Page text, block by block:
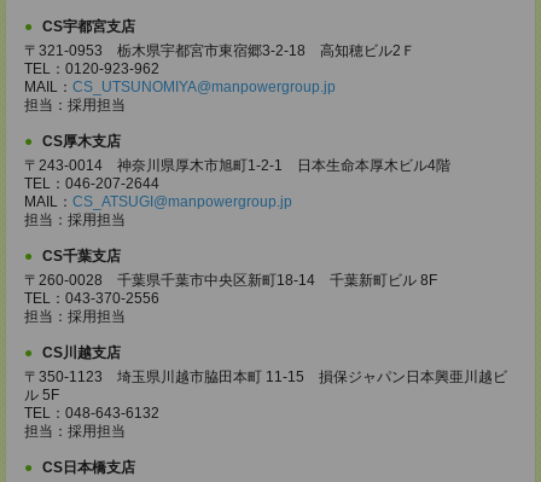
CS宇都宮支店
〒321-0953 栃木県宇都宮市東宿郷3-2-18 高知穂ビル2Ｆ
TEL：0120-923-962
MAIL： CS_UTSUNOMIYA@manpowergroup.jp
担当：採用担当
CS厚木支店
〒243-0014 神奈川県厚木市旭町1-2-1 日本生命本厚木ビル4階
TEL：046-207-2644
MAIL： CS_ATSUGI@manpowergroup.jp
担当：採用担当
CS千葉支店
〒260-0028 千葉県千葉市中央区新町18-14 千葉新町ビル 8F
TEL：043-370-2556
担当：採用担当
CS川越支店
〒350-1123 埼玉県川越市脇田本町 11-15 損保ジャパン日本興亜川越ビ
ル 5F
TEL：048-643-6132
担当：採用担当
CS日本橋支店